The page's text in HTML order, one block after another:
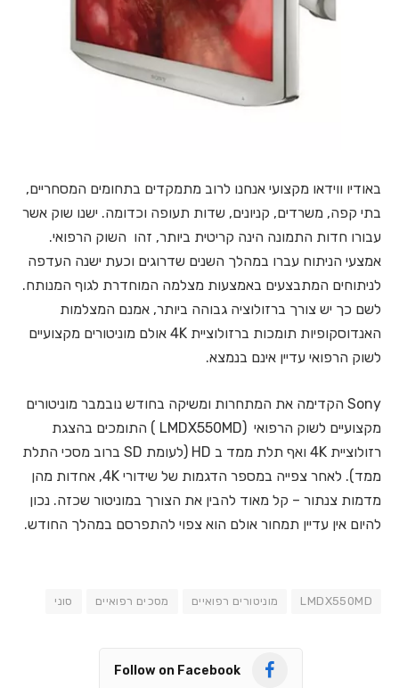
באודיו ווידאו מקצועי אנחנו לרוב מתמקדים בתחומים המסחריים,
בתי קפה, משרדים, קניונים, שדות תעופה וכדומה. ישנו שוק אשר
עבורו חדות התמונה הינה קריטית ביותר, זהו השוק הרפואי.
אמצעי הניתוח עברו במהלך השנים שדרוגים וכעת ישנה העדפה
לניתוחים המתבצעים באמצעות מצלמה המוחדרת לגוף המנותח.
לשם כך יש צורך ברזולוציה גבוהה ביותר, אמנם המצלמות
האנדוסקופיות תומכות ברזולוציית 4K אולם מוניטורים מקצועיים
לשוק הרפואי עדיין אינם בנמצא.
Sony הקדימה את המתחרות ומשיקה בחודש נובמבר מוניטורים
מקצועיים לשוק הרפואי (LMDX550MD ) התומכים בהצגת
רזולוציית 4K ואף תלת ממד ב HD (לעומת SD ברוב מסכי התלת
ממד). לאחר צפייה במספר הדגמות של שידורי 4K, אחדות מהן
מדמות צנתור – קל מאוד להבין את הצורך במוניטור שכזה. נכון
להיום אין עדיין תמחור אולם הוא צפוי להתפרסם במהלך החודש.
LMDX550MD מוניטורים רפואיים מסכים רפואיים סוני
Follow on Facebook